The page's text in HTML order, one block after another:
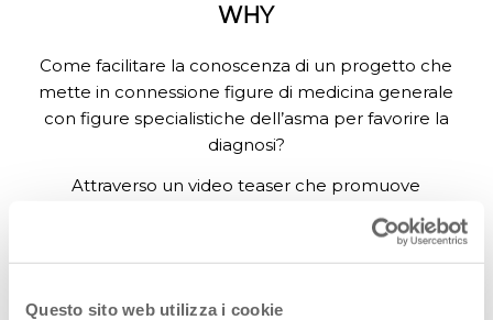
Questo sito web utilizza i cookie
WHY
Come facilitare la conoscenza di un progetto che
mette in connessione figure di medicina generale
con figure specialistiche dell’asma per favorire la
diagnosi?
Attraverso un video teaser che promuove
medici usando immagini e parole che
evidenziano i vantaggi offerti da questa iniziativa.
Dopo avere ricevuto un brief dal cliente abbiamo